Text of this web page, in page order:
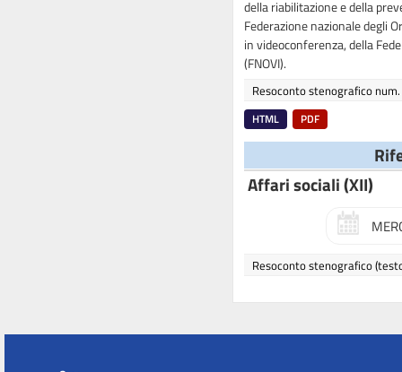
della riabilitazione e della
Federazione nazionale degli
in videoconferenza, della
(FNOVI).
Resoconto stenografico
HTML PDF
Affari sociali (XII)
Resoconto stenografico